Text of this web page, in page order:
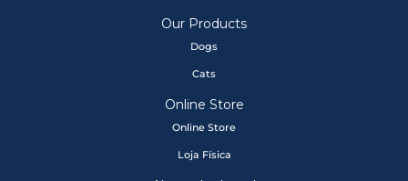
Our Products
Dogs
Cats
Online Store
Online Store
Loja Física